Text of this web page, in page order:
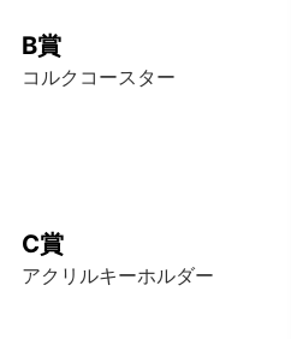
B賞
コルクコースター
C賞
アクリルキーホルダー